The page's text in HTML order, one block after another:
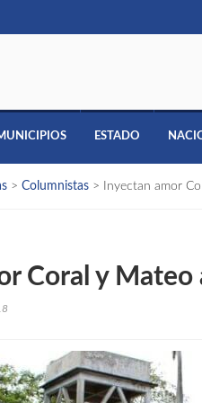
ESTADO
> Columnistas > Inyectan amor
Coral y Mateo